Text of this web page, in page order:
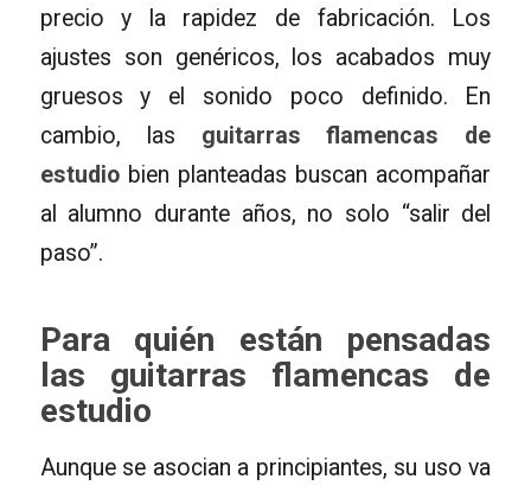
precio y la rapidez de fabricación. Los
ajustes son genéricos, los acabados muy
gruesos y el sonido poco definido. En
cambio, las guitarras flamencas de
estudiobien planteadas buscan acompañar
al alumno durante años, no solo “salir del
paso”.
Para quién están pensadas
las guitarras flamencas de
estudio
Aunque se asocian a principiantes, su uso va